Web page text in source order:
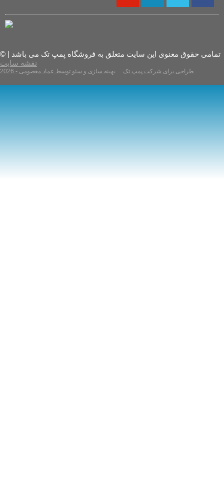
© تمامی حقوق معنوی این سایت متعلق به فروشگاه پمپ تک می باشد |
نقشه سایت
2026 - طراحی برای شرکت پمپ تک بهینه سازی و سئو توسط عماد معصومی